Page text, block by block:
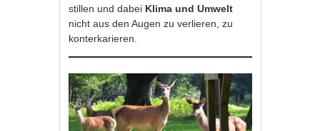
stillen und dabei Klima und Umwelt
nicht aus den Augen zu verlieren, zu
konterkarieren.